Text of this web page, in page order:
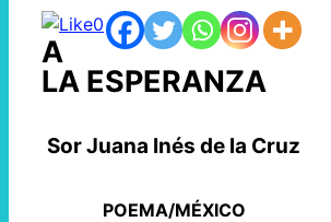
0
A
LA ESPERANZA
Sor Juana Inés de la Cruz
POEMA/MÉXICO